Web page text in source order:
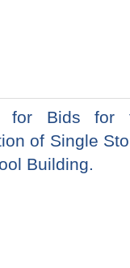
for Bids for
of Single
Building.